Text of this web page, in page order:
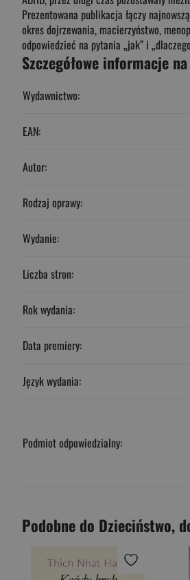
Prezentowana publikacja łączy
okres dojrzewania, macierzyństwo,
odpowiedzieć na pytania „jak” i
Szczegółowe informacje
Wydawnictwo:
EAN:
Autor:
Rodzaj oprawy:
Wydanie:
Liczba stron:
Rok wydania:
Data premiery:
Język wydania:
Podmiot odpowiedzialny:
Podobne do Dzieciństwo,